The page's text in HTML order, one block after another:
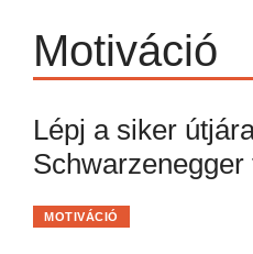
Motiváció
Lépj a siker
Schwarzenegger
MOTIVÁCIÓ